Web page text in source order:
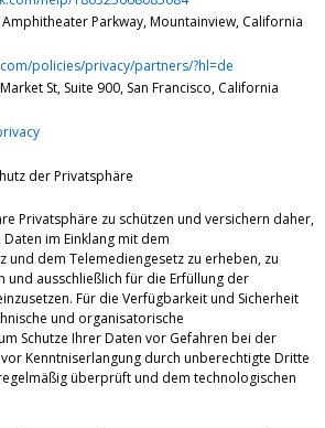
Parkway, Mountainview, California
policies/privacy/partners/?hl=de
St, Suite 900, San Francisco, California
der Privatsphäre
Privatsphäre zu schützen und versichern daher,
im Einklang mit dem
und dem Telemediengesetz zu erheben, zu
und ausschließlich für die Erfüllung der
Für die Verfügbarkeit und Sicherheit
und organisatorische
Schutze Ihrer Daten vor Gefahren bei der
Kenntniserlangung durch unberechtigte Dritte
überprüft und dem technologischen